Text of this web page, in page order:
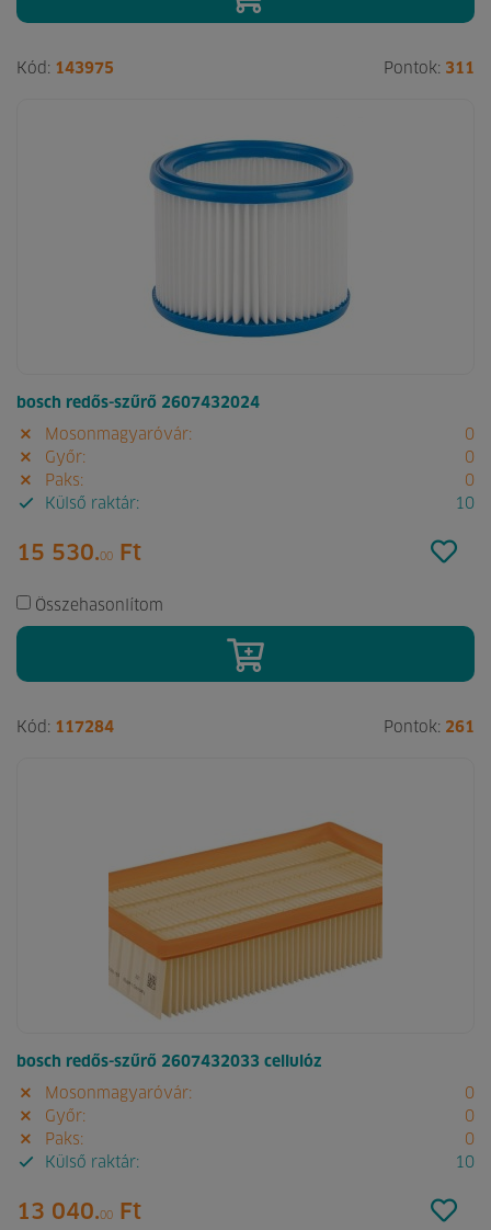
Kód: 143975 Pontok: 311
bosch redős-szűrő 2607432024
Mosonmagyaróvár:
0
Győr:
0
Paks:
0
Külső raktár:
10
15 530.00 Ft
Összehasonlítom
Kód: 117284 Pontok: 261
bosch redős-szűrő 2607432033 cellulóz
Mosonmagyaróvár:
0
Győr:
0
Paks:
0
Külső raktár:
10
13 040.00 Ft